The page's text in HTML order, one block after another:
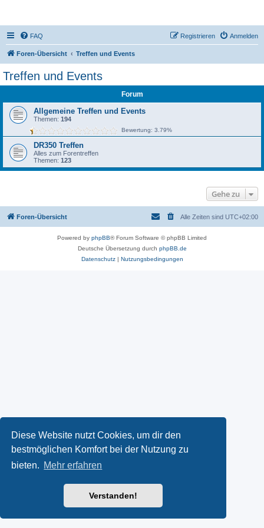
Diese Website nutzt Cookies, um dir den
bestmöglichen Komfort bei der Nutzung zu
bieten. Mehr erfahren
Verstanden!
FAQ Anmelden
Registrieren
Foren-Übersicht Treffen und Events
Treffen und Events
Forum
Allgemeine Treffen und Events
Themen: 194
Bewertung: 3.79%
DR350 Treffen
Alles zum Forentreffen
Themen: 123
Gehe zu
Foren-Übersicht Alle Zeiten sind UTC+02:00
Powered by phpBB® Forum Software © phpBB Limited
Deutsche Übersetzung durch phpBB.de
Datenschutz| Nutzungsbedingungen